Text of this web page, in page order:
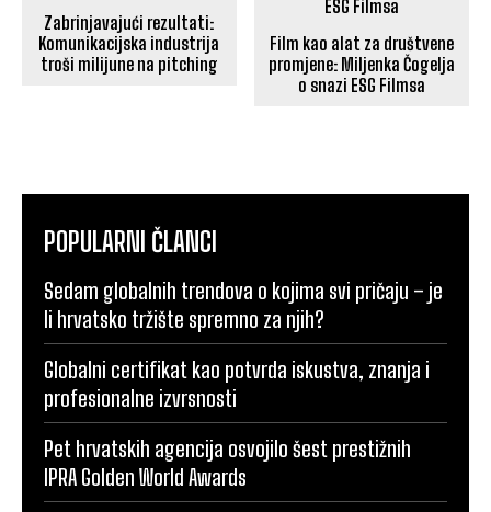
Zabrinjavajući rezultati:
Komunikacijska industrija
troši milijune na pitching
Film kao alat za društvene
promjene: Miljenka Čogelja
o snazi ESG Filmsa
POPULARNI ČLANCI
Sedam globalnih trendova o kojima svi pričaju – je
li hrvatsko tržište spremno za njih?
Globalni certifikat kao potvrda iskustva, znanja i
profesionalne izvrsnosti
Pet hrvatskih agencija osvojilo šest prestižnih
IPRA Golden World Awards